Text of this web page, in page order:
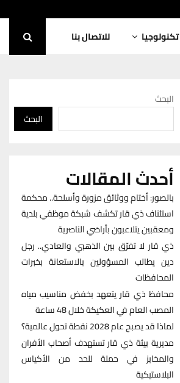
تكنولوجيا للاتصال بنا
البحث
البحث
أحدث المقالات
بالصور: أختام ووثائق مزورة وأسلحة.. محكمة
استئناف ذي قار تكشف شبكة موظفي بلدية
ومعقبين يتلاعبون بأراضي الناصرية
ذي قار لا تفرّق بين الذهبي والعادي.. رجل
دين يطالب المسؤولين بالاستعانة بخبرات
المحافظات
محافظ ذي قار يتعهد بخفض مناسيب مياه
المصب العام في العكيكة خلال 48 ساعة
لماذا قد يصبح عام 2028 نقطة تحول عالمية؟
مديرية بيئة ذي قار تستهدف أصحاب الأفران
والمخابز في حملة للحد من الأكياس
البلاستيكية